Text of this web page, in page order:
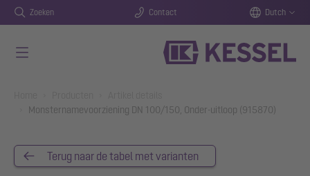
Zoeken Contact Dutch
Monsternamevoorziening DN 100/150, Onder-uitloop (915870)
Terug naar de tabel met varianten